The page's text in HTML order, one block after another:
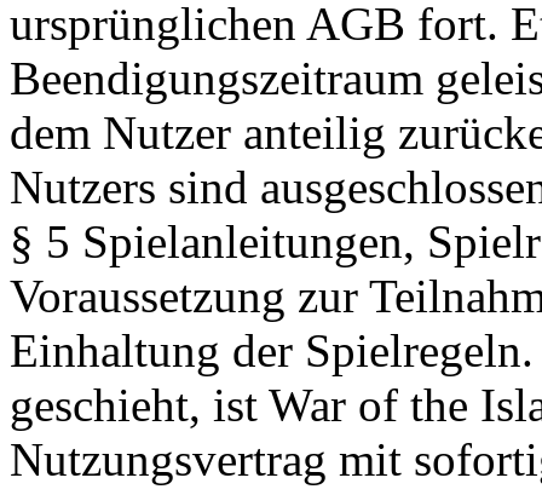
ursprünglichen AGB fort.
Beendigungszeitraum
dem Nutzer anteilig
Nutzers sind
§ 5 Spielanleitungen,
Voraussetzung zur
Einhaltung der
geschieht, ist War of the
Nutzungsvertrag mit